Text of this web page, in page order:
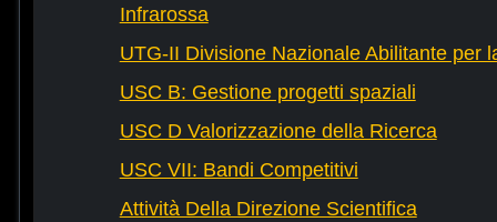
Infrarossa
UTG-II Divisione Nazionale Abilitante per
USC B: Gestione progetti spaziali
USC D Valorizzazione della Ricerca
USC VII: Bandi Competitivi
Attività Della Direzione Scientifica